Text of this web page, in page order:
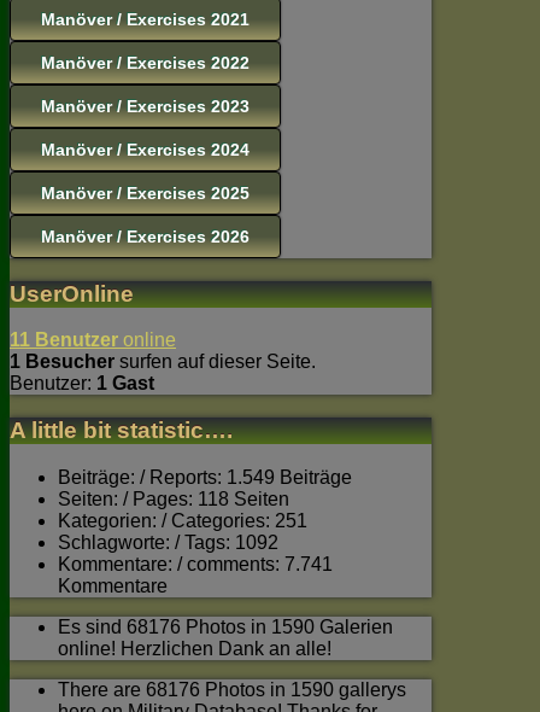
Manöver / Exercises 2021
Manöver / Exercises 2022
Manöver / Exercises 2023
Manöver / Exercises 2024
Manöver / Exercises 2025
Manöver / Exercises 2026
UserOnline
11 Benutzer online
1 Besucher surfen auf dieser Seite.
Benutzer: 1 Gast
A little bit statistic….
Beiträge: / Reports: 1.549 Beiträge
Seiten: / Pages: 118 Seiten
Kategorien: / Categories: 251
Schlagworte: / Tags: 1092
Kommentare: / comments: 7.741
Kommentare
Es sind 68176 Photos in 1590 Galerien
online! Herzlichen Dank an alle!
There are 68176 Photos in 1590 gallerys